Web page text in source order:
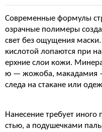
Современные формулы
озрачные полимеры
свет без ощущения
кислотой лопаются при
ерхние слои кожи.
ю — жожоба, макадамия
следа на стакане или
Нанесение требует иного
стью, а подушечками